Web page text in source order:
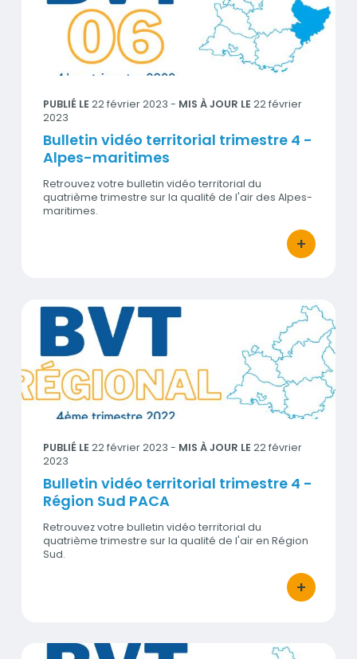
PUBLIÉ LE 22 février 2023 - MIS À JOUR LE 22 février
2023
Bulletin vidéo territorial trimestre 4 -
Alpes-maritimes
Retrouvez votre bulletin vidéo territorial du
quatrième trimestre sur la qualité de l'air des Alpes-
maritimes.
+
bouton
Bulletin vidéo territorial trimestre 4 - Région Sud PACA
Visuel
PUBLIÉ LE 22 février 2023 - MIS À JOUR LE 22 février
2023
Bulletin vidéo territorial trimestre 4 -
Région Sud PACA
Retrouvez votre bulletin vidéo territorial du
quatrième trimestre sur la qualité de l'air en Région
Sud.
+
bouton
Bulletin vidéo territorial trimestre 4 - Bouches-du-Rhône